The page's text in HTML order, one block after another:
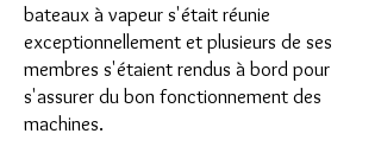
bateaux à vapeur s'était réunie
exceptionnellement et plusieurs de ses
membres s'étaient rendus à bord pour
s'assurer du bon fonctionnement des
machines.